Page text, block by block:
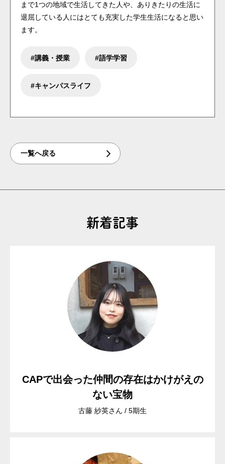
まで1つの地域で生活してきた人や、ありきたりの生活に
退屈している人にはとても充実した学生生活になると思い
ます。
講義・授業 語学学習
キャンパスライフ
一覧へ戻る
新着記事
CAPで出会った仲間の存在はかけがえの
ない宝物
古藤 紗英さん / 5期生